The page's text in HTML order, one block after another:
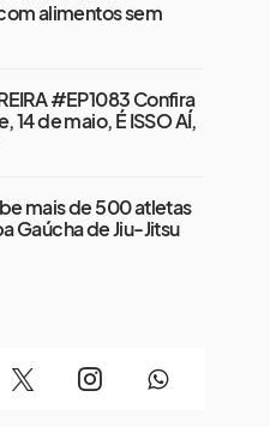
alimentos sem
#EP1083 Confira
14 de maio, É ISSO AÍ,
mais de 500 atletas
Gaúcha de Jiu-Jitsu